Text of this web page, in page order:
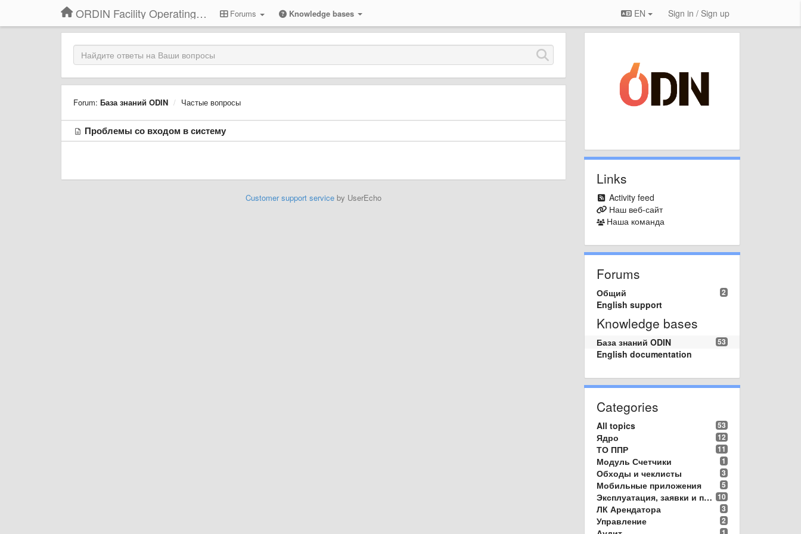
ORDIN Facility Operating System Forums Knowledge bases EN Sign in / Sign up
Forum: База знаний ODIN Частые вопросы
Проблемы со входом в систему
Customer support serviceby UserEcho
Links
Activity feed
Наш веб-сайт
Наша команда
Forums
2
Общий
English support
Knowledge bases
53
База знаний ODIN
English documentation
Categories
53
All topics
12
Ядро
11
ТО ППР
1
Модуль Счетчики
3
Обходы и чеклисты
5
Мобильные приложения
10
Эксплуатация, заявки и пропуска
3
ЛК Арендатора
2
Управление